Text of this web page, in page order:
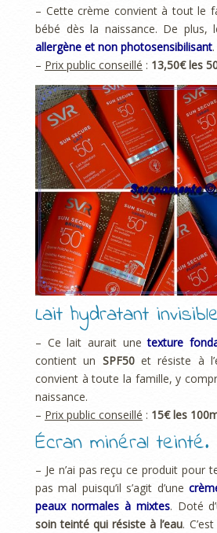
– Cette crème convient à tout le
bébé dès la naissance. De plus,
allergène et non photosensibilisant.
– Prix public conseillé : 13,50€ les
Lait hydratant
– Ce lait aurait unetexture
contient un SPF50et résiste à
convient à toute la famille, y
naissance.
– Prix public conseillé : 15€ les
Écran minéral teinté.
– Je n’ai pas reçu ce produit pour
pas mal puisqu’il s’agit d’une
peaux normales à mixtes. Doté
soin teinté qui résiste à l’eau.